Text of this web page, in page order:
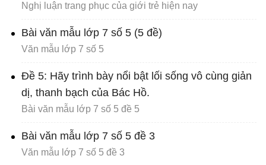
Nghị luận trang phục của giới trẻ hiện nay
Bài văn mẫu lớp 7 số 5 (5 đề)
Văn mẫu lớp 7 số 5
Đề 5: Hãy trình bày nổi bật lối sống vô cùng giản
dị, thanh bạch của Bác Hồ.
Bài văn mẫu lớp 7 số 5 đề 5
Bài văn mẫu lớp 7 số 5 đề 3
Văn mẫu lớp 7 số 5 đề 3